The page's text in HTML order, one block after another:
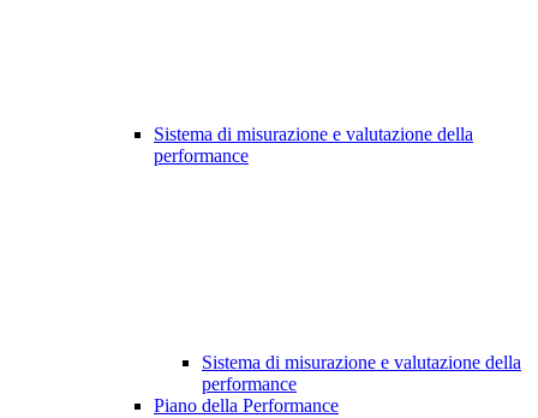
Sistema di misurazione e valutazione della
performance
Sistema di misurazione e valutazione della
performance
Piano della Performance